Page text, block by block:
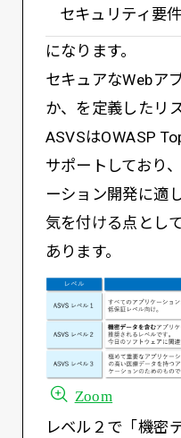
セキュリティ要
になります。
セキュアなWebア
か、を定義したリ
ASVSはOWASP
サポートしており
ーション開発に適
気を付ける点とし
あります。
Zoom
レベル２で「機密